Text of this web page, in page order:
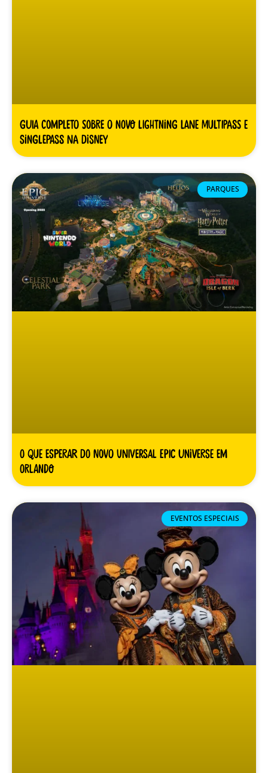
Guia Completo sobre o novo Lightning Lane Multipass e
Singlepass na Disney
PARQUES
O Que Esperar do Novo Universal Epic Universe em
Orlando
EVENTOS ESPECIAIS